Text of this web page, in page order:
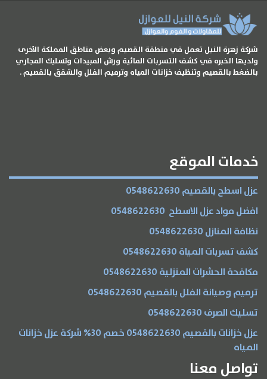
شركة زهرة النيل تعمل في منطقة القصيم وبعض مناطق المملكة الأخرى
ولديها الخبره في كشف التسربات المائية ورش المبيدات وتسليك المجاري
بالضغط بالقصيم وتنظيف خزانات المياه وترميم الفلل والشقق بالقصيم .
خدمات الموقع
عزل اسطح بالقصيم 0548622630
افضل مواد عزل الاسطح 0548622630
نظافة المنازل 0548622630
كشف تسربات المياة 0548622630
مكافحة الحشرات المنزلية 0548622630
ترميم وصيانة الفلل بالقصيم 0548622630
تسليك الصرف 0548622630
عزل خزانات بالقصيم 0548622630 خصم 30% شركة عزل خزانات
المياه
تواصل معنا